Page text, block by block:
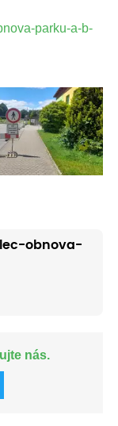
parku-a-b-
obnova-
nás.